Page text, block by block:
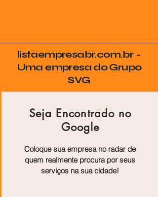
listaempresabr.com.br -
Uma empresa do Grupo
SVG
Seja Encontrado no
Google
Coloque sua empresa no radar de
quem realmente procura por seus
serviços na sua cidade!